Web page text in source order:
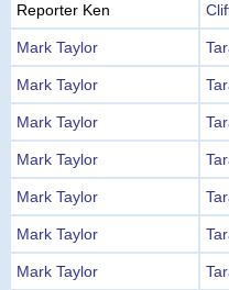
Reporter Ken
Mark Taylor
Mark Taylor
Mark Taylor
Mark Taylor
Mark Taylor
Mark Taylor
Mark Taylor